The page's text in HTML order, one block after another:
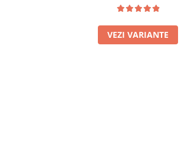
VEZI VARIANTE